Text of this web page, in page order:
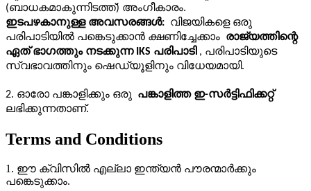
(ബാധകമാകുന്നിടത്ത്) അംഗീകാരം.
ഇടപഴകാനുള്ള അവസരങ്ങൾ: വിജയികളെ ഒരു
പരിപാടിയിൽ പങ്കെടുക്കാൻ ക്ഷണിച്ചേക്കാം രാജ്യത്തിന്റെ
ഏത് ഭാഗത്തും നടക്കുന്ന IKS പരിപാടി , പരിപാടിയുടെ
സ്വഭാവത്തിനും ഷെഡ്യൂളിനും വിധേയമായി.
2. ഓരോ പങ്കാളിക്കും ഒരു
പങ്കാളിത്ത ഇ-സർട്ടിഫിക്കറ്റ്
ലഭിക്കുന്നതാണ്.
Terms and Conditions
1. ഈ ക്വിസിൽ എല്ലാ ഇന്ത്യൻ പൗരന്മാർക്കും
പങ്കെടുക്കാം.